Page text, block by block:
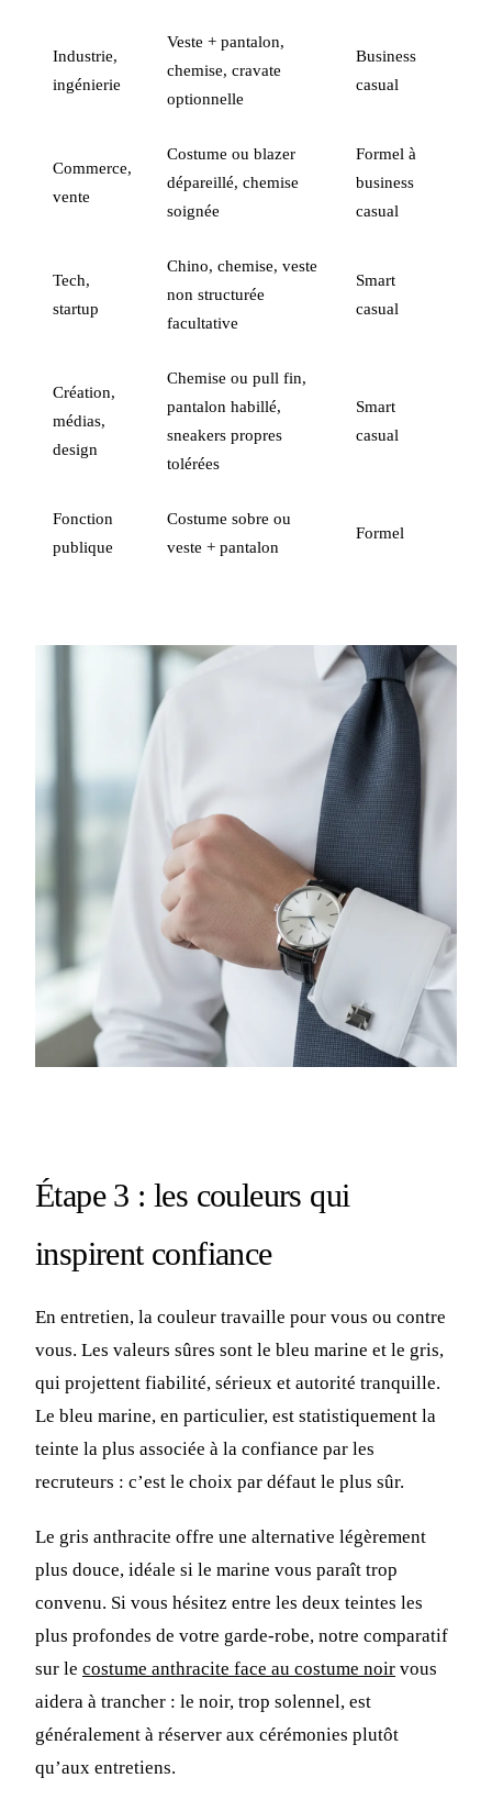
Industrie,
ingénierie
Veste + pantalon,
chemise, cravate
optionnelle
Business
casual
Commerce,
vente
Costume ou blazer
dépareillé, chemise
soignée
Formel à
business
casual
Tech,
startup
Chino, chemise, veste
non structurée
facultative
Smart
casual
Création,
médias,
design
Chemise ou pull fin,
pantalon habillé,
sneakers propres
tolérées
Smart
casual
Fonction
publique
Costume sobre ou
veste + pantalon
Formel
Étape 3 : les couleurs qui
inspirent confiance
En entretien, la couleur travaille pour vous ou contre
vous. Les valeurs sûres sont le bleu marine et le gris,
qui projettent fiabilité, sérieux et autorité tranquille.
Le bleu marine, en particulier, est statistiquement la
teinte la plus associée à la confiance par les
recruteurs : c’est le choix par défaut le plus sûr.
Le gris anthracite offre une alternative légèrement
plus douce, idéale si le marine vous paraît trop
convenu. Si vous hésitez entre les deux teintes les
plus profondes de votre garde-robe, notre comparatif
sur le costume anthracite face au costume noir vous
aidera à trancher : le noir, trop solennel, est
généralement à réserver aux cérémonies plutôt
qu’aux entretiens.